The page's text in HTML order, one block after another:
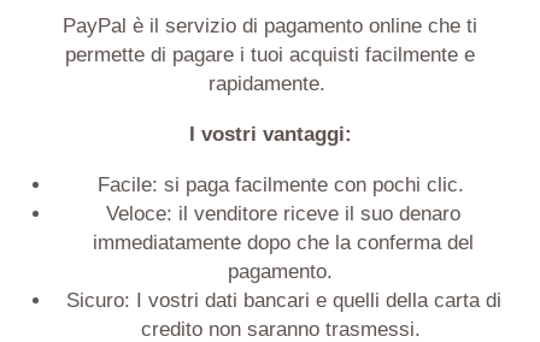
PayPal è il servizio di pagamento online che ti
permette di pagare i tuoi acquisti facilmente e
rapidamente.
I vostri vantaggi:
Facile: si paga facilmente con pochi clic.
Veloce: il venditore riceve il suo denaro
immediatamente dopo che la conferma del
pagamento.
Sicuro: I vostri dati bancari e quelli della carta di
credito non saranno trasmessi.